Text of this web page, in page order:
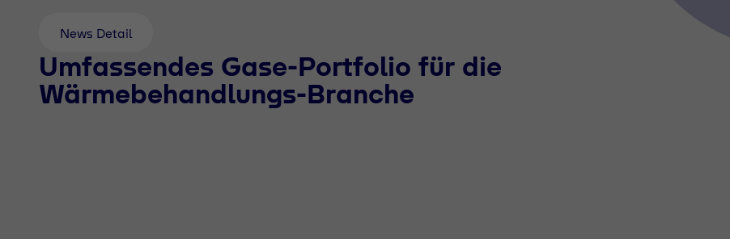
News Detail
Umfassendes Gase-Portfolio für die
Wärmebehandlungs-Branche